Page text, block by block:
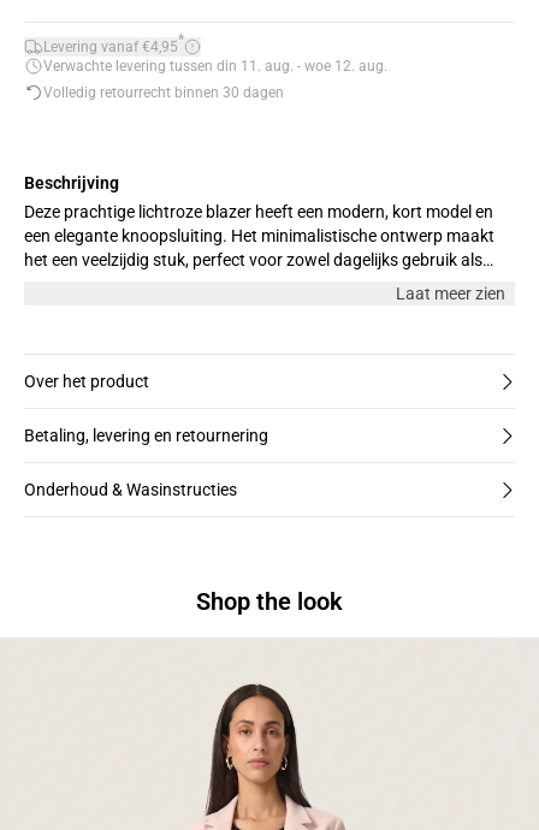
Levering vanaf €4,95*
Verwachte levering tussen din 11. aug. - woe 12. aug.
Volledig retourrecht binnen 30 dagen
Beschrijving
Deze prachtige lichtroze blazer heeft een modern, kort model en
een elegante knoopsluiting. Het minimalistische ontwerp maakt
het een veelzijdig stuk, perfect voor zowel dagelijks gebruik als
Laat meer zien
Over het product
Betaling, levering en retournering
Onderhoud & Wasinstructies
Shop the look